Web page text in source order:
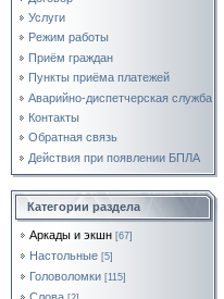
Услуги
Режим работы
Приём граждан
Пункты приёма платежей
Аварийно-диспетчерская служба
Контакты
Обратная связь
Действия при появлении БПЛА
Категории раздела
Аркады и экшн [67]
Настольные [5]
Головоломки [115]